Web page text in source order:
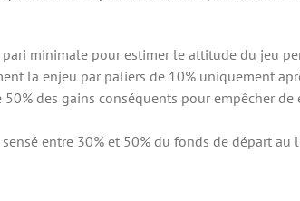
pari minimale pour estimer le attitude du jeu
la enjeu par paliers de 10% uniquement
50% des gains conséquents pour empêcher
entre 30% et 50% du fonds de départ au